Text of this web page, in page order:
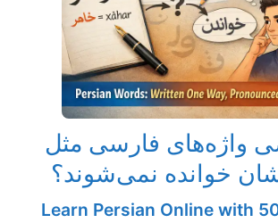
واژه‌های فارسی مثل
خوانده نمی‌شوند؟
Learn Persian Online with